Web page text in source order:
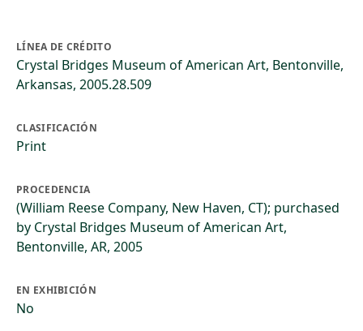
LÍNEA DE CRÉDITO
Crystal Bridges Museum of American Art, Bentonville,
Arkansas, 2005.28.509
CLASIFICACIÓN
Print
PROCEDENCIA
(William Reese Company, New Haven, CT); purchased
by Crystal Bridges Museum of American Art,
Bentonville, AR, 2005
EN EXHIBICIÓN
No